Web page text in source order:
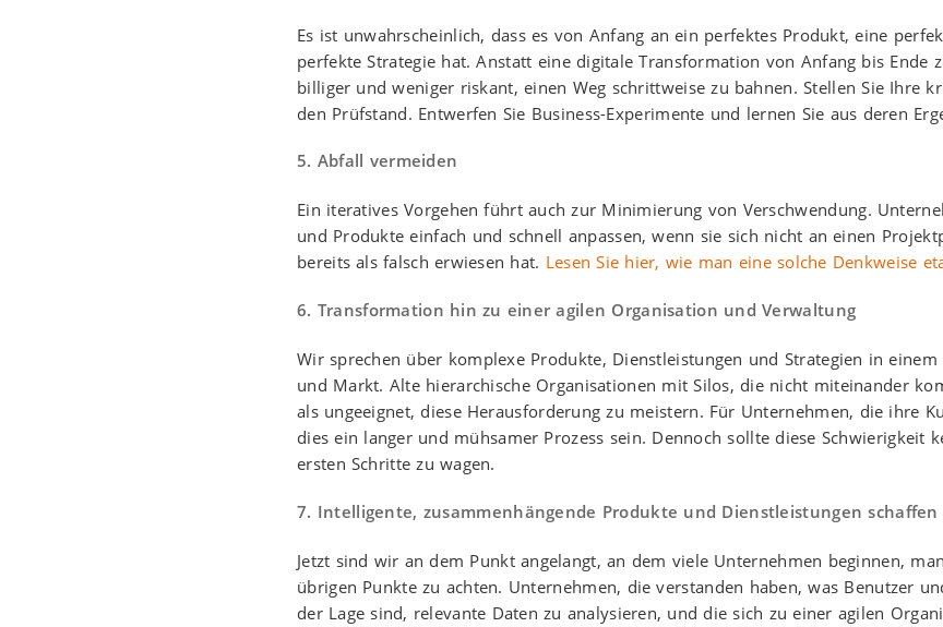
Es ist unwahrscheinlich, dass es von Anfang an ein perfektes Produkt, eine
perfekte Strategie hat. Anstatt eine digitale Transformation von Anfang bis Ende
billiger und weniger riskant, einen Weg schrittweise zu bahnen. Stellen Sie Ihre
den Prüfstand. Entwerfen Sie Business-Experimente und lernen Sie aus deren
5. Abfall vermeiden
Ein iteratives Vorgehen führt auch zur Minimierung von Verschwendung.
und Produkte einfach und schnell anpassen, wenn sie sich nicht an einen
bereits als falsch erwiesen hat. Lesen Sie hier, wie man eine solche Denkweise
6. Transformation hin zu einer agilen Organisation und Verwaltung
Wir sprechen über komplexe Produkte, Dienstleistungen und Strategien in
und Markt. Alte hierarchische Organisationen mit Silos, die nicht miteinander
als ungeeignet, diese Herausforderung zu meistern. Für Unternehmen, die ihre
dies ein langer und mühsamer Prozess sein. Dennoch sollte diese Schwierigkeit
ersten Schritte zu wagen.
7. Intelligente, zusammenhängende Produkte und Dienstleistungen schaffen
Jetzt sind wir an dem Punkt angelangt, an dem viele Unternehmen beginnen,
übrigen Punkte zu achten. Unternehmen, die verstanden haben, was Benutzer
der Lage sind, relevante Daten zu analysieren, und die sich zu einer agilen